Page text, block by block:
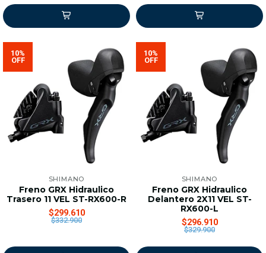
10%
OFF
SHIMANO
Freno GRX Hidraulico
Trasero 11 VEL ST-RX600-R
$299.610
$332.900
10%
OFF
SHIMANO
Freno GRX Hidraulico
Delantero 2X11 VEL ST-
RX600-L
$296.910
$329.900